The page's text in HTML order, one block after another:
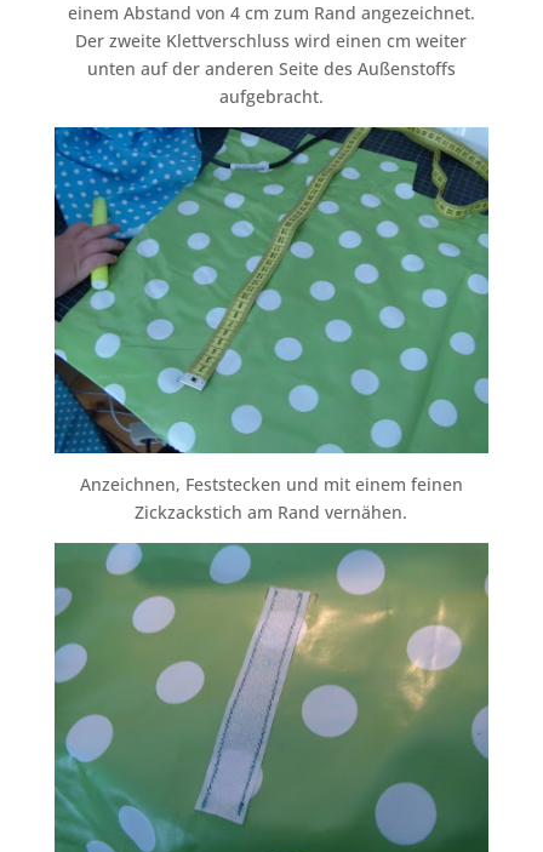
einem Abstand von 4 cm zum Rand angezeichnet.
Der zweite Klettverschluss wird einen cm weiter
unten auf der anderen Seite des Außenstoffs
aufgebracht.
Anzeichnen, Feststecken und mit einem feinen
Zickzackstich am Rand vernähen.